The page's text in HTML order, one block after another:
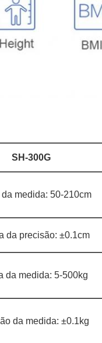
SH-300G
da medida: 50-210cm
da precisão: ±0.1cm
da medida: 5-500kg
da medida: ±0.1kg